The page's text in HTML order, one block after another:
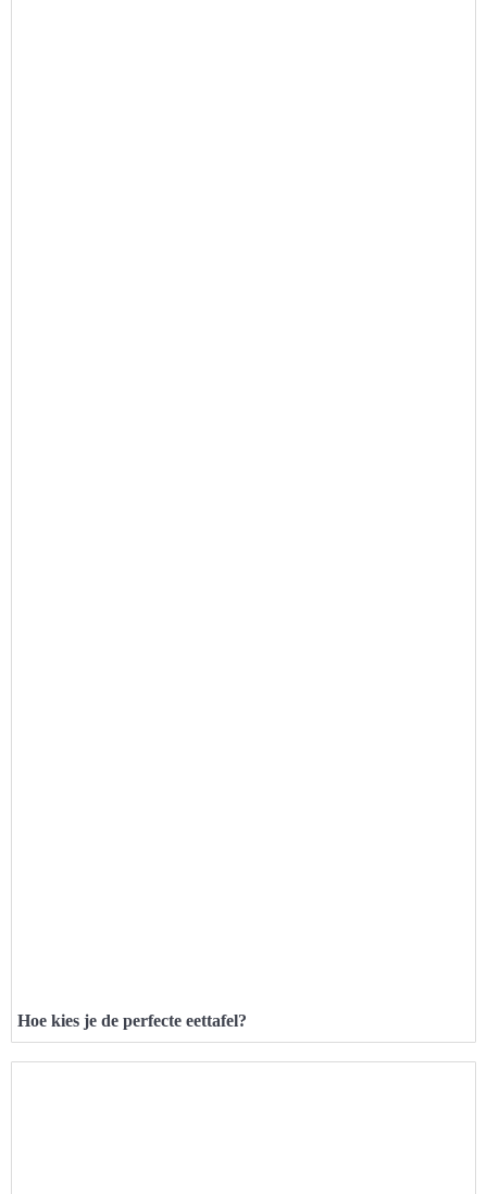
Hoe kies je de perfecte eettafel?